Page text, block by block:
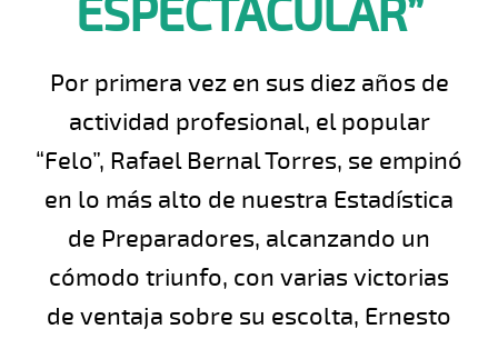
ESPECTACULAR”
Por primera vez en sus diez años de
actividad profesional, el popular
“Felo”, Rafael Bernal Torres, se empinó
en lo más alto de nuestra Estadística
de Preparadores, alcanzando un
cómodo triunfo, con varias victorias
de ventaja sobre su escolta, Ernesto